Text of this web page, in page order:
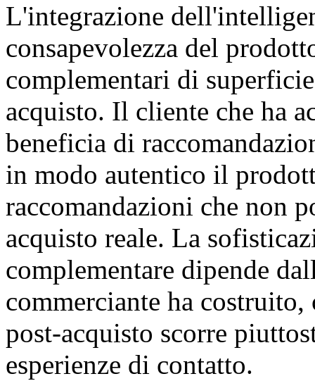
L'integrazione
consapevolezza del
complementari di
acquisto. Il cliente che ha
beneficia di
in modo autentico il
raccomandazioni che non
acquisto reale. La
complementare dipende
commerciante ha
post-acquisto scorre
esperienze di contatto.